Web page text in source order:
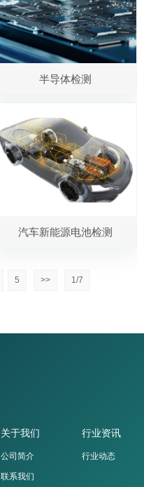
半导体检测
汽车新能源电池检测
5 >> 1/7
关于我们
公司简介
联系我们
行业资讯
行业动态